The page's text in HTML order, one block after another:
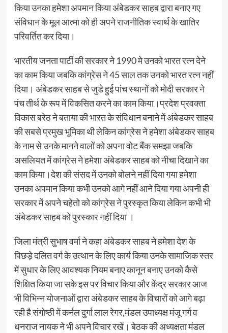
किया उनका हमेशा अपमान किया अंबेडकर साहब द्वारा बनाए गए
संविधान के मूल आत्मा को ही अपने राजनीतिक स्वार्थ के खातिर
परिवर्तित कर दिया।
भारतीय जनता पार्टी की सरकार ने 1990 मे उनको भारत रत्न देने
का काम किया जबकि कांग्रेस ने 45 साल तक उनको भारत रत्न नहीं
दिया। अंबेडकर साहब से जुडे हुई पांच स्थानों को मोदी सरकार ने
पंच तीर्थ के रूप में विकसित करने का काम किया।प्रदेश प्रवक्ता
विकास बरेठ ने बताया की भारत के संविधान बनाने में अंबेडकर साहब
की सबसे प्रमुख भूमिका थी लेकिन कांग्रेस ने हमेशा अंबेडकर साहब
के नाम से उनके मानने वालों को अपना वोट बैंक समझा जबकि
असलियत में कांग्रेस ने हमेशा अंबेडकर साहब को नीचा दिखाने का
काम किया।देश की संसद में उनको बोलने नहीं दिया गया हमेशा
उनका अपमान किया कभी उनको आगे नहीं आने दिया गया अपनी ही
सरकार में अपने चहेतो को कांग्रेस ने पुरस्कृत किया लेकिन कभी भी
अंबेडकर साहब को पुरस्कार नहीं दिया ।
जिला मंत्री सुभाष वर्मा ने कहा अंबेडकर साहब ने हमेशा देश के
पिछड़े दलित वर्ग के उत्थान के लिए कार्य किया उनके सामाजिक स्तर
में सुधार के लिए आवश्यक नियम बनाए कानून बनाए उनको कैसे
शिक्षित किया जा सके इस पर विचार किया और केंद्र सरकार आज
भी विभिन्न योजनाओं द्वारा अंबेडकर साहब के विचारों को आगे बढ़ा
रही है संगोष्ठी में कर्नल दुर्गा लाल रेगर,मंडल उपाध्यक्ष मंजू गर्ग व
धनराज नायक ने भी अपने विचार रखें। बेठक की अध्यक्षता मंडल